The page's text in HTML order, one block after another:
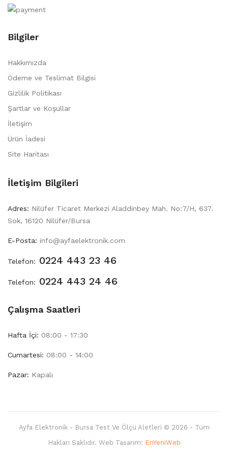
Bilgiler
Hakkımızda
Ödeme ve Teslimat Bilgisi
Gizlilik Politikası
Şartlar ve Koşullar
İletişim
Ürün İadesi
Site Haritası
İletişim Bilgileri
Adres: Nilüfer Ticaret Merkezi Aladdinbey Mah. No:7/H, 637.
Sok, 16120 Nilüfer/Bursa
E-Posta: info@ayfaelektronik.com
Telefon: 0224 443 23 46
Telefon: 0224 443 24 46
Çalışma Saatleri
Hafta İçi: 08:00 - 17:30
Cumartesi: 08:00 - 14:00
Pazar: Kapalı
Ayfa Elektronik - Bursa Test Ve Ölçü Aletleri © 2026 - Tüm
Hakları Saklıdır. Web Tasarım: EnYeniWeb